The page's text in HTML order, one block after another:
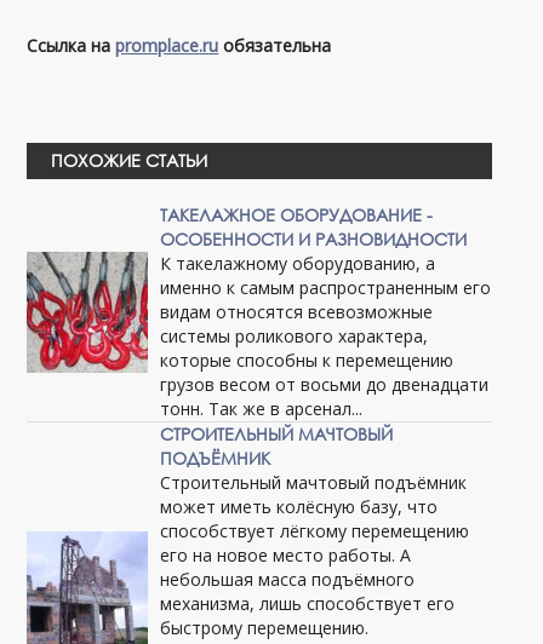
Ссылка наpromplace.ru обязательна
ПОХОЖИЕ СТАТЬИ
ТАКЕЛАЖНОЕ ОБОРУДОВАНИЕ -
ОСОБЕННОСТИ И РАЗНОВИДНОСТИ
К такелажному оборудованию, а
именно к самым распространенным его
видам относятся всевозможные
системы роликового характера,
которые способны к перемещению
грузов весом от восьми до двенадцати
тонн. Так же в арсенал...
СТРОИТЕЛЬНЫЙ МАЧТОВЫЙ
ПОДЪЁМНИК
Строительный мачтовый подъёмник
может иметь колёсную базу, что
способствует лёгкому перемещению
его на новое место работы. А
небольшая масса подъёмного
механизма, лишь способствует его
быстрому перемещению.